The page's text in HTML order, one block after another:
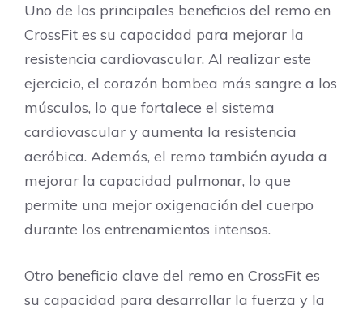
Uno de los principales beneficios del remo en
CrossFit es su capacidad para mejorar la
resistencia cardiovascular. Al realizar este
ejercicio, el corazón bombea más sangre a los
músculos, lo que fortalece el sistema
cardiovascular y aumenta la resistencia
aeróbica. Además, el remo también ayuda a
mejorar la capacidad pulmonar, lo que
permite una mejor oxigenación del cuerpo
durante los entrenamientos intensos.
Otro beneficio clave del remo en CrossFit es
su capacidad para desarrollar la fuerza y la